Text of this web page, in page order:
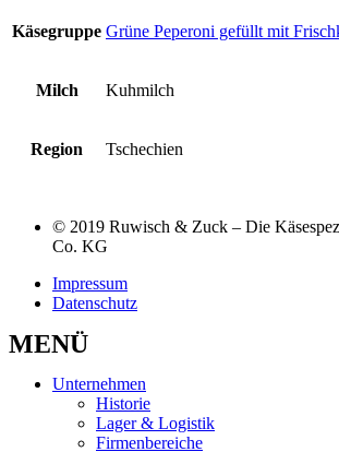
Käsegruppe Grüne Peperoni gefüllt mit
Milch Kuhmilch
Region Tschechien
© 2019 Ruwisch & Zuck – Die
Co. KG
Impressum
Datenschutz
MENÜ
Unternehmen
Historie
Lager & Logistik
Firmenbereiche